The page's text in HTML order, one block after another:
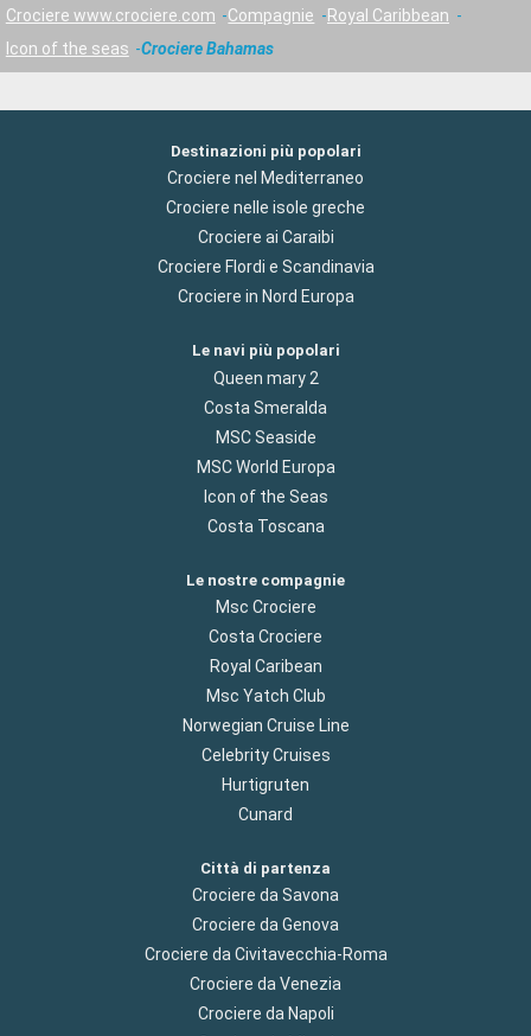
Crociere www.crociere.com Compagnie
Royal Caribbean
Icon of the seas
Crociere Bahamas
Destinazioni più popolari
Crociere nel Mediterraneo
Crociere nelle isole greche
Crociere ai Caraibi
Crociere Flordi e Scandinavia
Crociere in Nord Europa
Le navi più popolari
Queen mary 2
Costa Smeralda
MSC Seaside
MSC World Europa
Icon of the Seas
Costa Toscana
Le nostre compagnie
Msc Crociere
Costa Crociere
Royal Caribean
Msc Yatch Club
Norwegian Cruise Line
Celebrity Cruises
Hurtigruten
Cunard
Città di partenza
Crociere da Savona
Crociere da Genova
Crociere da Civitavecchia-Roma
Crociere da Venezia
Crociere da Napoli